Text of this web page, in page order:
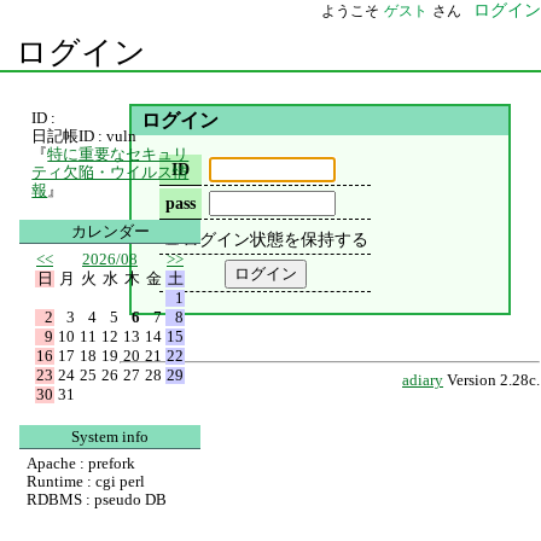
ようこそ ゲスト さん ログイン
ログイン
ログイン
ID
pass
ログイン状態を保持する
adiary Version 2.28c.
ID :
日記帳ID : vuln
『特に重要なセキュリ
ティ欠陥・ウイルス情
報 』
カレンダー
<<
2026/08
>>
日
月 火 水 木 金 土
1
2
3 4 5 6 7
8
9 10 11 12 13 14 15
16 17 18 19 20 21 22
23 24 25 26 27 28 29
30 31
System info
Apache : prefork
Runtime : cgi perl
RDBMS : pseudo DB